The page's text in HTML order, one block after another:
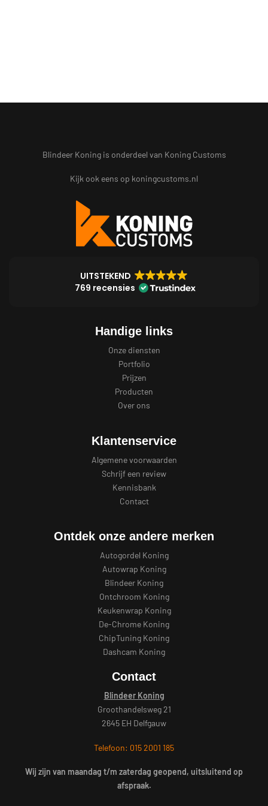
Blindeer Koning is onderdeel van Koning Customs
Kijk ook eens op koningcustoms.nl
UITSTEKEND
769 recensies
Handige links
Onze diensten
Portfolio
Prijzen
Producten
Over ons
Klantenservice
Algemene voorwaarden
Schrijf een review
Kennisbank
Contact
Ontdek onze andere merken
Autogordel Koning
Autowrap Koning
Blindeer Koning
Ontchroom Koning
Keukenwrap Koning
De-Chrome Koning
ChipTuning Koning
Dashcam Koning
Contact
Blindeer Koning
Groothandelsweg 21
2645 EH Delfgauw
Telefoon: 015 2001 185
Wij zijn van maandag t/m zaterdag geopend, uitsluitend op
afspraak.